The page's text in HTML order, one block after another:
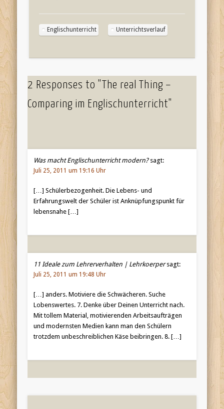
Englischunterricht Unterrichtsverlauf
2 Responses to "The real Thing –
Comparing im Englischunterricht"
Was macht Englischunterricht modern? sagt:
Juli 25, 2011 um 19:16 Uhr
[…] Schülerbezogenheit. Die Lebens- und
Erfahrungswelt der Schüler ist Anknüpfungspunkt für
lebensnahe […]
11 Ideale zum Lehrerverhalten | Lehrkoerper sagt:
Juli 25, 2011 um 19:48 Uhr
[…] anders. Motiviere die Schwächeren. Suche
Lobenswertes. 7. Denke über Deinen Unterricht nach.
Mit tollem Material, motivierenden Arbeitsaufträgen
und modernsten Medien kann man den Schülern
trotzdem unbeschreiblichen Käse beibringen. 8. […]